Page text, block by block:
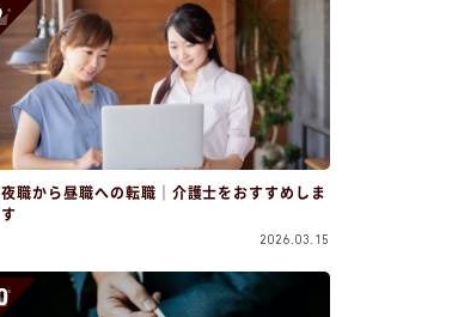
夜職から昼職への転職｜介護士をおすすめしま
す
2026.03.15